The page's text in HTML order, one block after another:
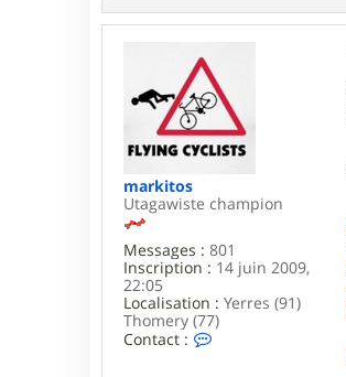
c
t
n
i
v
l
markitos
Utagawiste champion
Messages : 801
Inscription : 14 juin 2009,
22:05
Localisation : Yerres (91)
Thomery (77)
Contact :